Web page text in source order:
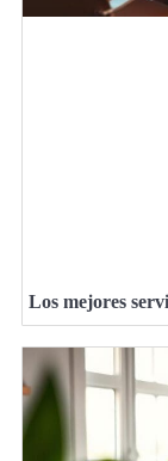
Los mejores